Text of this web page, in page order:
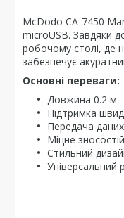
McDodo CA-7450
microUSB. Завдяки
робочому столі, де
забезпечує
Основні переваги:
Довжина 0.2 м
Підтримка
Передача даних
Міцне
Стильний
Універсальний